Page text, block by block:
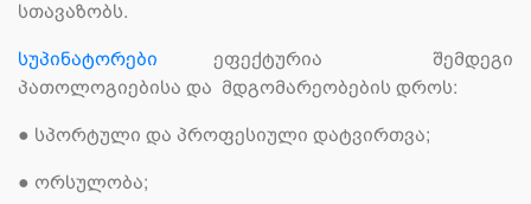
სთავაზობს.
სუპინატორები ეფექტურია შემდეგი
პათოლოგიებისა და მდგომარეობების დროს:
● სპორტული და პროფესიული დატვირთვა;
● ორსულობა;